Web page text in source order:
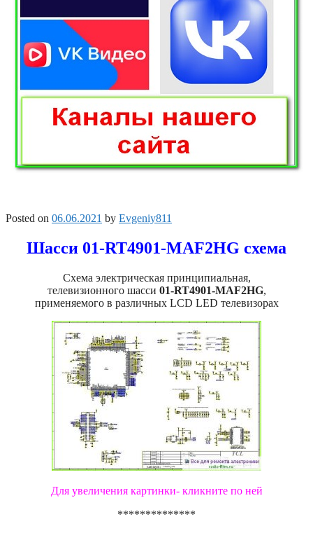
Posted on 06.06.2021 by Evgeniy811
Шасси 01-RT4901-MAF2HG схема
Схема электрическая принципиальная,
телевизионного шасси 01-RT4901-MAF2HG,
применяемого в различных LCD LED телевизорах
Для увеличения картинки- кликните по ней
**************